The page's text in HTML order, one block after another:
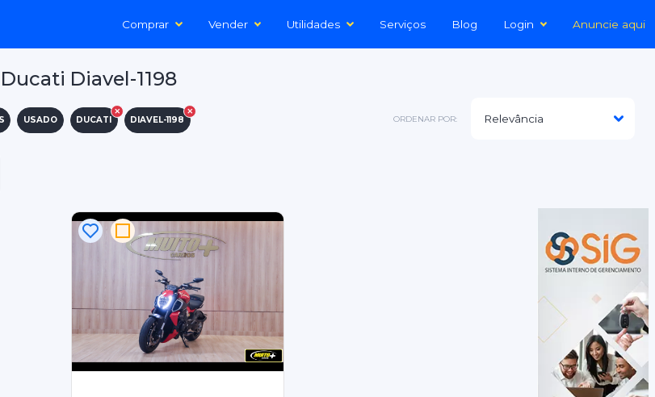
Comprar Vender Utilidades Serviços Blog Login Anuncie aqui
Diavel-1198
USADO DUCATI DIAVEL-1198 ORDENAR POR: